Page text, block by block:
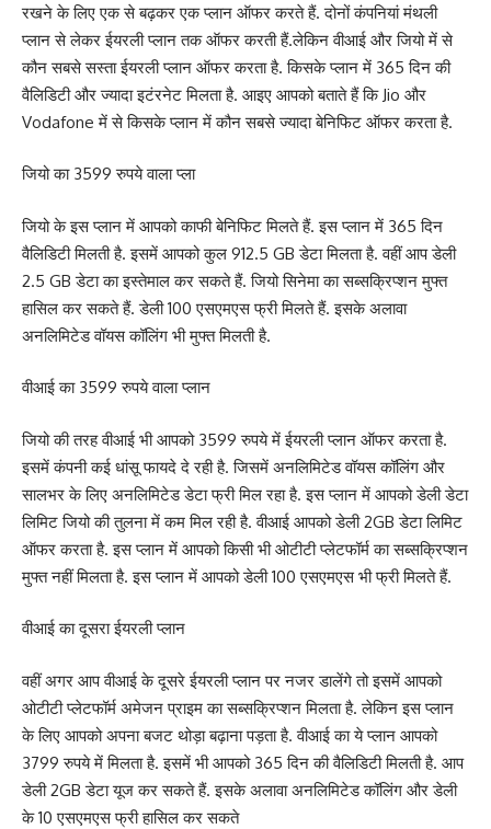
रखने के लिए एक से बढ़कर एक प्लान ऑफर करते हैं. दोनों कंपनियां मंथली
प्लान से लेकर ईयरली प्लान तक ऑफर करती हैं.लेकिन वीआई और जियो में से
कौन सबसे सस्ता ईयरली प्लान ऑफर करता है. किसके प्लान में 365 दिन की
वैलिडिटी और ज्यादा इटंरनेट मिलता है. आइए आपको बताते हैं कि Jio और
Vodafone में से किसके प्लान में कौन सबसे ज्यादा बेनिफिट ऑफर करता है.
जियो का 3599 रुपये वाला प्ला
जियो के इस प्लान में आपको काफी बेनिफिट मिलते हैं. इस प्लान में 365 दिन
वैलिडिटी मिलती है. इसमें आपको कुल 912.5 GB डेटा मिलता है. वहीं आप डेली
2.5 GB डेटा का इस्तेमाल कर सकते हैं. जियो सिनेमा का सब्सक्रिप्शन मुफ्त
हासिल कर सकते हैं. डेली 100 एसएमएस फ्री मिलते हैं. इसके अलावा
अनलिमिटेड वॉयस कॉलिंग भी मुफ्त मिलती है.
वीआई का 3599 रुपये वाला प्लान
जियो की तरह वीआई भी आपको 3599 रुपये में ईयरली प्लान ऑफर करता है.
इसमें कंपनी कई धांसू फायदे दे रही है. जिसमें अनलिमिटेड वॉयस कॉलिंग और
सालभर के लिए अनलिमिटेड डेटा फ्री मिल रहा है. इस प्लान में आपको डेली डेटा
लिमिट जियो की तुलना में कम मिल रही है. वीआई आपको डेली 2GB डेटा लिमिट
ऑफर करता है. इस प्लान में आपको किसी भी ओटीटी प्लेटफॉर्म का सब्सक्रिप्शन
मुफ्त नहीं मिलता है. इस प्लान में आपको डेली 100 एसएमएस भी फ्री मिलते हैं.
वीआई का दूसरा ईयरली प्लान
वहीं अगर आप वीआई के दूसरे ईयरली प्लान पर नजर डालेंगे तो इसमें आपको
ओटीटी प्लेटफॉर्म अमेजन प्राइम का सब्सक्रिप्शन मिलता है. लेकिन इस प्लान
के लिए आपको अपना बजट थोड़ा बढ़ाना पड़ता है. वीआई का ये प्लान आपको
3799 रुपये में मिलता है. इसमें भी आपको 365 दिन की वैलिडिटी मिलती है. आप
डेली 2GB डेटा यूज कर सकते हैं. इसके अलावा अनलिमिटेड कॉलिंग और डेली
के 10 एसएमएस फ्री हासिल कर सकते